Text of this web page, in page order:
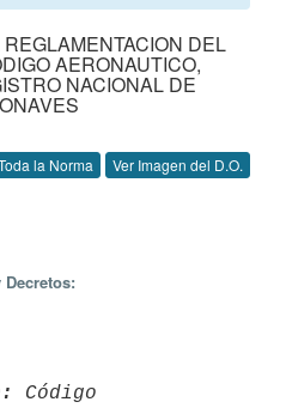
DEL
AERONAUTICO,
NACIONAL DE
la Norma Ver Imagen del D.O.
Código